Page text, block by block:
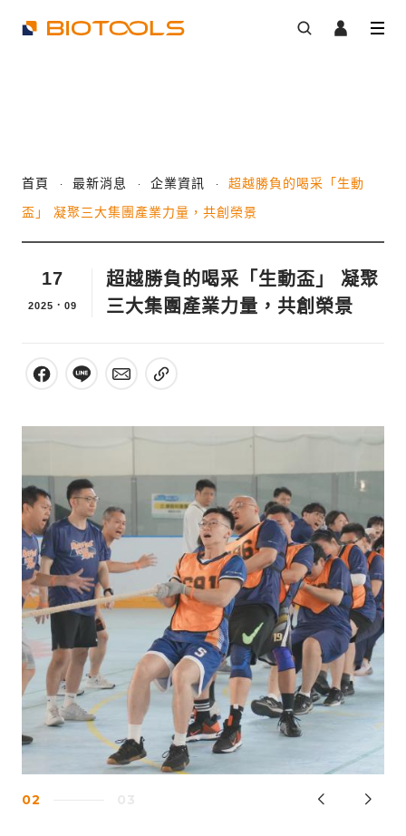
首頁 最新消息 企業資訊
超越勝負的喝采「生動
盃」 凝聚三大集團產業力量，共創榮景
17
2025．09
超越勝負的喝采「生動盃」 凝聚
三大集團產業力量，共創榮景
03